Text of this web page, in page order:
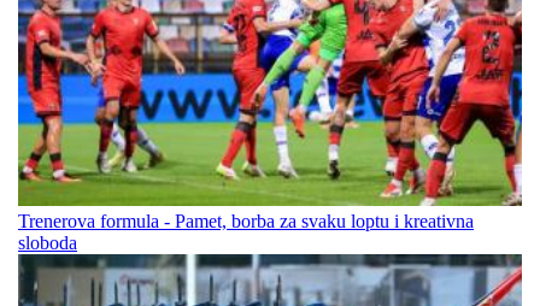
Trenerova formula - Pamet, borba za svaku loptu i kreativna
sloboda